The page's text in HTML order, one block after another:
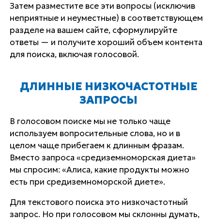
Затем разместите все эти вопросы (исключив
неприятные и неуместные) в соответствующем
разделе на вашем сайте, сформулируйте
ответы — и получите хороший объем контента
для поиска, включая голосовой.
ДЛИННЫЕ НИЗКОЧАСТОТНЫЕ
ЗАПРОСЫ
В голосовом поиске мы не только чаще
используем вопросительные слова, но и в
целом чаще прибегаем к длинным фразам.
Вместо запроса «средиземноморская диета»
мы спросим: «Алиса, какие продукты можно
есть при средиземноморской диете».
Для текстового поиска это низкочастотный
запрос. Но при голосовом мы склонны думать,